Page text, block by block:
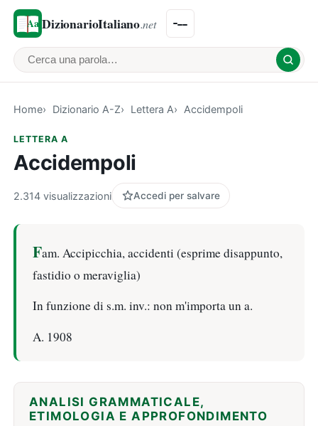
DizionarioItaliano.net
Cerca una parola
Home Dizionario A-Z Lettera A Accidempoli
LETTERA A
Accidempoli
2.314 visualizzazioni Accedi per salvare
Fam. Accipicchia, accidenti (esprime disappunto,
fastidio o meraviglia)
In funzione di s.m. inv.: non m'importa un a.
A. 1908
ANALISI GRAMMATICALE,
ETIMOLOGIA E APPROFONDIMENTO